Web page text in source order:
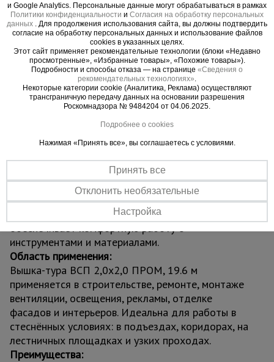
проходит в узкие проёмы, коридоры и тротуары,
не создавая помех вокруг. Прочная стальная
конструкция из труб диаметром 42 мм с
усиленным полимерным покрытием защищена от
коррозии и механических повреждений,
обеспечивая долговечность даже при
интенсивной эксплуатации.
Вышка оснащена винтовыми домкратами для
и надёжными ограждениями для максимальной
безопасности. Четыре обрезиненных колеса
позволяют легко перемещать конструкцию по
объекту. Сборка осуществляется по принципу
«труба в трубу» с фиксацией флажковыми
замками — без инструментов и специальных
навыков. Грузоподъёмность до 250 кг
обеспечивает комфортную работу с
инструментами и материалами.
Область применения:
Вышка-тура ВСП 2,0x2,0 ПРОМ, 19.6 м
применяется в строительстве, ремонте, монтаже
вентиляции, освещения, рекламы, отделке
фасадов и интерьеров. Идеальна для работы в
стеснённых условиях: в подъездах, коридорах, на
лестничных площадках и узких проходах.
Преимущества:
и Google Analytics. Персональные данные могут обрабатываться в рамках
Политики конфиденциальности и Согласия на обработку персональных
данных . Для продолжения использования сайта, вы должны подтвердить
согласие на обработку персональных данных и использование файлов
cookies в указанных целях.
Этот сайт применяет рекомендательные технологии (блоки «Недавно
просмотренные», «Избранные товары», «Похожие товары»).
Подробности и способы отказа — на странице «Сведения о
рекомендательных технологиях».
Некоторые категории cookie (Аналитика, Реклама) осуществляют
трансграничную передачу данных на основании разрешения
Роскомнадзора № 9484204 от 04.06.2025.
Подробнее о cookies
Нажимая «Принять все», вы соглашаетесь с условиями.
Принять все
Отклонить необязательные
Настройка